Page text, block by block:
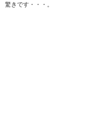
驚きです・・・。